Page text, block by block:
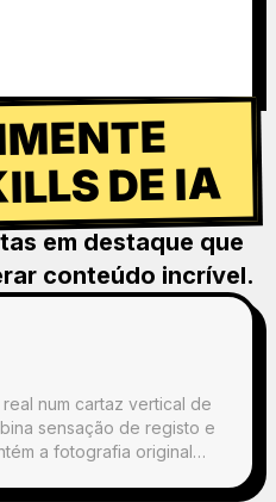
DE IA
em destaque que
conteúdo incrível.
num cartaz vertical de
sensação de registo e
a fotografia original